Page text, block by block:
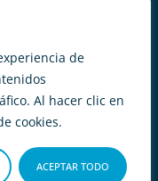
de
Al hacer clic en
cookies.
ACEPTAR TODO
Sitio –